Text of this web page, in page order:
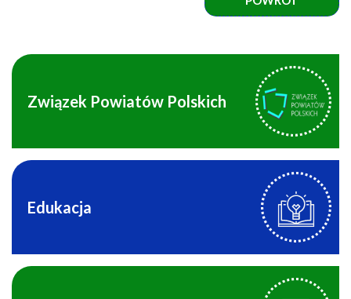
Związek Powiatów Polskich
Edukacja